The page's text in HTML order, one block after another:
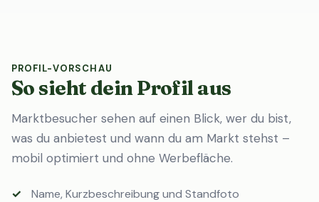
PROFIL-VORSCHAU
So sieht dein Profil aus
Marktbesucher sehen auf einen Blick, wer du bist,
was du anbietest und wann du am Markt stehst –
mobil optimiert und ohne Werbefläche.
Name, Kurzbeschreibung und Standfoto